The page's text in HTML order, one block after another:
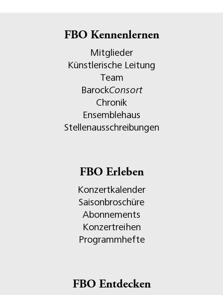
FBO Kennenlernen
Mitglieder
Künstlerische Leitung
Team
BarockConsort
Chronik
Ensemblehaus
Stellenausschreibungen
FBO Erleben
Konzertkalender
Saisonbroschüre
Abonnements
Konzertreihen
Programmhefte
FBO Entdecken